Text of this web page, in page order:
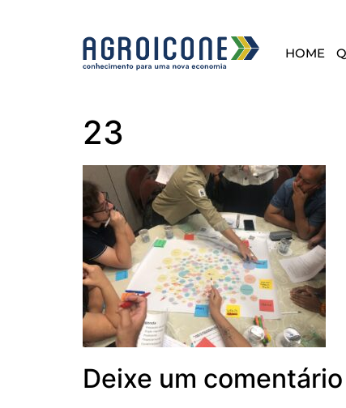
HOME
23
Deixe um comentário